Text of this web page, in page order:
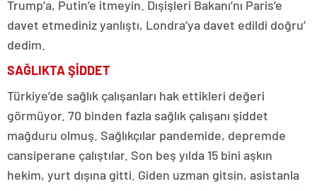
Trump’a, Putin’e itmeyin. Dışişleri Bakanı’nı Paris’e
davet etmediniz yanlıştı, Londra’ya davet edildi doğru’
dedim.
SAĞLIKTA ŞİDDET
Türkiye’de sağlık çalışanları hak ettikleri değeri
görmüyor. 70 binden fazla sağlık çalışanı şiddet
mağduru olmuş. Sağlıkçılar pandemide, depremde
cansiperane çalıştılar. Son beş yılda 15 bini aşkın
hekim, yurt dışına gitti. Giden uzman gitsin, asistanla